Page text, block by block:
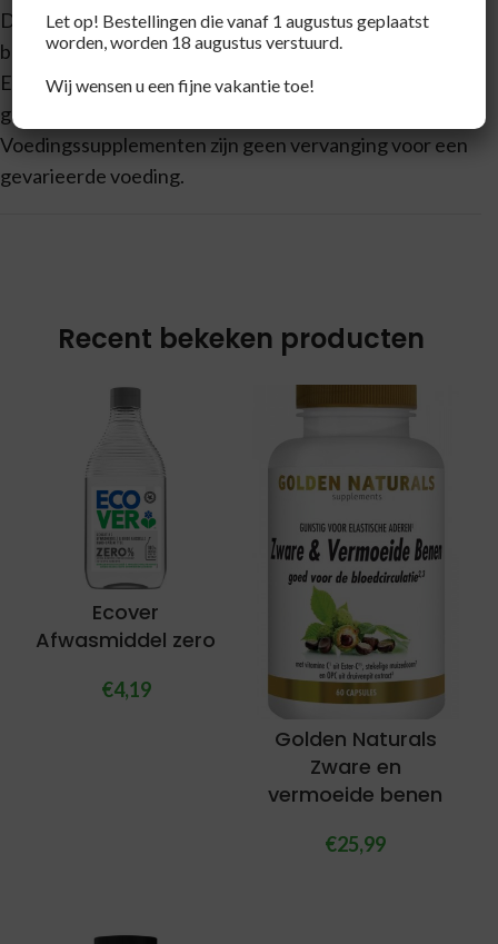
Droog, koel en buiten bereik van kleine kinderen
bewaren.
Een gevarieerde, evenwichtige voeding en een
gezonde levensstijl zijn van belang.
Voedingssupplementen zijn geen vervanging voor een
gevarieerde voeding.
Recent bekeken producten
Ecover
Afwasmiddel zero
€4,19
Golden Naturals
Zware en
vermoeide benen
€25,99
Let op! Bestellingen die vanaf 1 augustus geplaatst
worden, worden 18 augustus verstuurd.
Wij wensen u een fijne vakantie toe!